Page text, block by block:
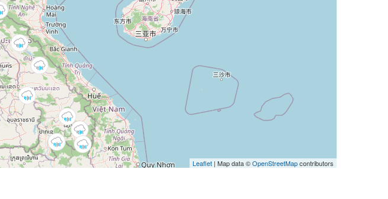
Leaflet | Map data ©OpenStreetMapcontributors